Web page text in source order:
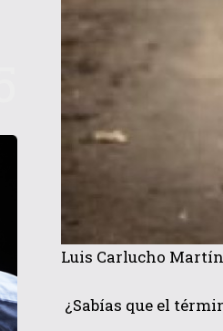
Luis Carlucho Martín
¿Sabías que el